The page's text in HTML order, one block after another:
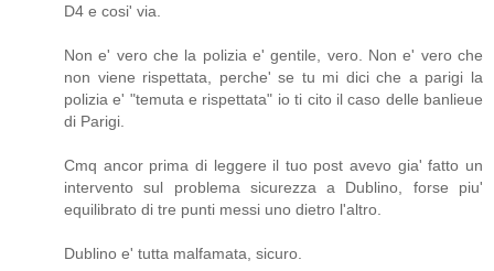
D4 e cosi' via.
Non e' vero che la polizia e' gentile, vero. Non e' vero che
non viene rispettata, perche' se tu mi dici che a parigi la
polizia e' "temuta e rispettata" io ti cito il caso delle banlieue
di Parigi.
Cmq ancor prima di leggere il tuo post avevo gia' fatto un
intervento sul problema sicurezza a Dublino, forse piu'
equilibrato di tre punti messi uno dietro l'altro.
Dublino e' tutta malfamata, sicuro.